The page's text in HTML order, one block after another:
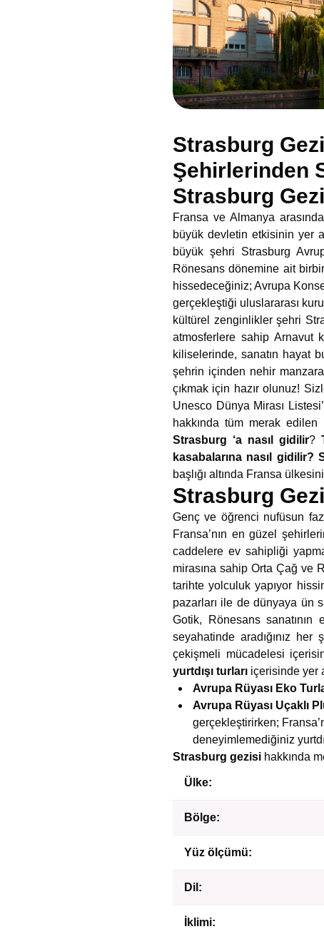
Strasburg
Şehirlerinden
Strasburg
Fransa ve Almanya arasında
büyük devletin etkisinin yer
büyük şehri Strasburg
Rönesans dönemine ait
hissedeceğiniz; Avrupa
gerçekleştiği uluslararası
kültürel zenginlikler şehri
atmosferlere sahip Arnavut
kiliselerinde, sanatın hayat
şehrin içinden nehir
çıkmak için hazır olunuz!
Unesco Dünya Mirası
hakkında tüm merak edilen
Strasburg ‘a nasıl gidilir?
kasabalarına nasıl gidilir?
başlığı altında Fransa
Strasburg
Genç ve öğrenci nufüsun
Fransa’nın en güzel
caddelere ev sahipliği
mirasına sahip Orta Çağ ve
tarihte yolculuk yapıyor
pazarları ile de dünyaya ün
Gotik, Rönesans sanatının
seyahatinde aradığınız
çekişmeli mücadelesi
yurtdışı turları içerisinde yer
Avrupa Rüyası Eko
Avrupa Rüyası Uçaklı
gerçekleştirirken;
deneyimlemediğiniz
Strasburg gezisi hakkında
Ülke:
Bölge:
Yüz ölçümü:
Dil:
İklimi: